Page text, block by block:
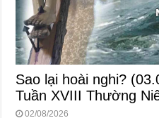
Sao lại hoài nghi?
Tuần XVIII Thường
02/08/2026